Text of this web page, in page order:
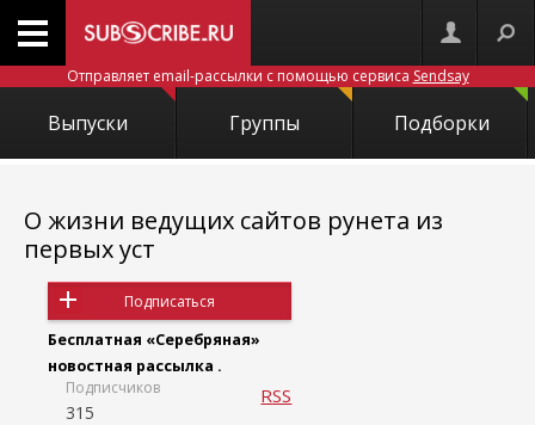
Отправляет email-рассылки с помощью сервиса Sendsay
Выпуски Группы Подборки
О жизни ведущих сайтов рунета из
первых уст
Подписаться
Бесплатная «Серебряная»
новостная рассылка .
Подписчиков
315
RSS